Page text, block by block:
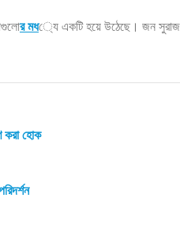
র মধ্যে একটি হয়ে উঠেছে। জন সুরাজ
করা হোক